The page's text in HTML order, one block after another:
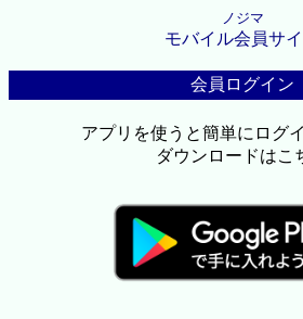
ノジマ
モバイル会員サイ
会員ログイン
アプリを使うと簡単にログ
ダウンロードはこ